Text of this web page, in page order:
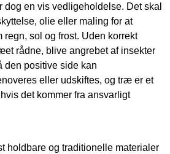
en vis vedligeholdelse. Det skal
olie eller maling for at
regn, sol og frost. Uden korrekt
rådne, blive angrebet af insekter
den positive side kan
eller udskiftes, og træ er et
det kommer fra ansvarligt
holdbare og traditionelle materialer